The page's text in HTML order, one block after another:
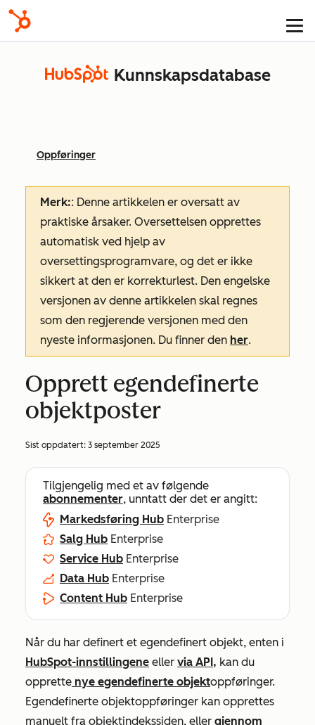
Kunnskapsdatabase
Oppføringer
Merk:: Denne artikkelen er oversatt av
praktiske årsaker. Oversettelsen opprettes
automatisk ved hjelp av
oversettingsprogramvare, og det er ikke
sikkert at den er korrekturlest. Den engelske
versjonen av denne artikkelen skal regnes
som den regjerende versjonen med den
nyeste informasjonen. Du finner den her.
Opprett egendefinerte
objektposter
Sist oppdatert: 3 september 2025
Tilgjengelig med et av følgende
abonnementer, unntatt der det er angitt:
Markedsføring Hub Enterprise
Salg Hub Enterprise
Service Hub Enterprise
Data Hub Enterprise
Content Hub Enterprise
Når du har definert et egendefinert objekt, enten i
HubSpot-innstillingene eller via API, kan du
opprette nye egendefinerte objektoppføringer.
Egendefinerte objektoppføringer kan opprettes
manuelt fra objektindekssiden, eller gjennom